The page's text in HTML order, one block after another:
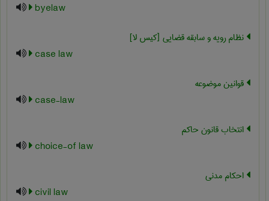
byelaw
نظام رویه و سابقه قضایی [کیس لا]
case law
قوانین موضوعه
case-law
انتخاب قانون حاکم
choice-of law
احکام مدنی
civil law